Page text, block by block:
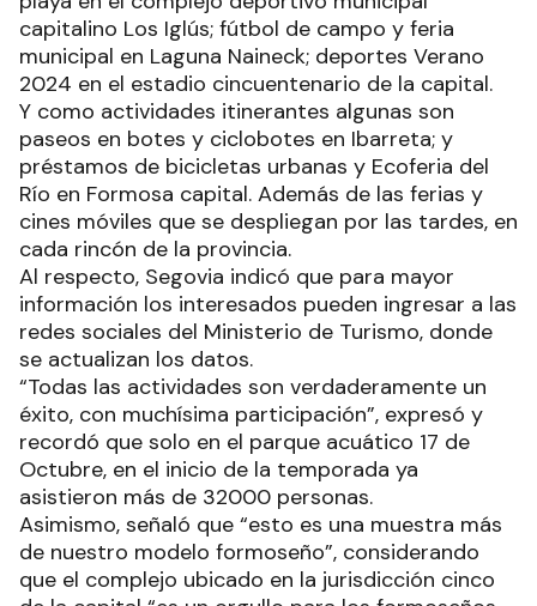
capitalino Los Iglús; fútbol de campo y feria
municipal en Laguna Naineck; deportes Verano
2024 en el estadio cincuentenario de la capital.
Y como actividades itinerantes algunas son
paseos en botes y ciclobotes en Ibarreta; y
préstamos de bicicletas urbanas y Ecoferia del
Río en Formosa capital. Además de las ferias y
cines móviles que se despliegan por las tardes, en
cada rincón de la provincia.
Al respecto, Segovia indicó que para mayor
información los interesados pueden ingresar a las
redes sociales del Ministerio de Turismo, donde
se actualizan los datos.
“Todas las actividades son verdaderamente un
éxito, con muchísima participación”, expresó y
recordó que solo en el parque acuático 17 de
Octubre, en el inicio de la temporada ya
asistieron más de 32000 personas.
Asimismo, señaló que “esto es una muestra más
de nuestro modelo formoseño”, considerando
que el complejo ubicado en la jurisdicción cinco